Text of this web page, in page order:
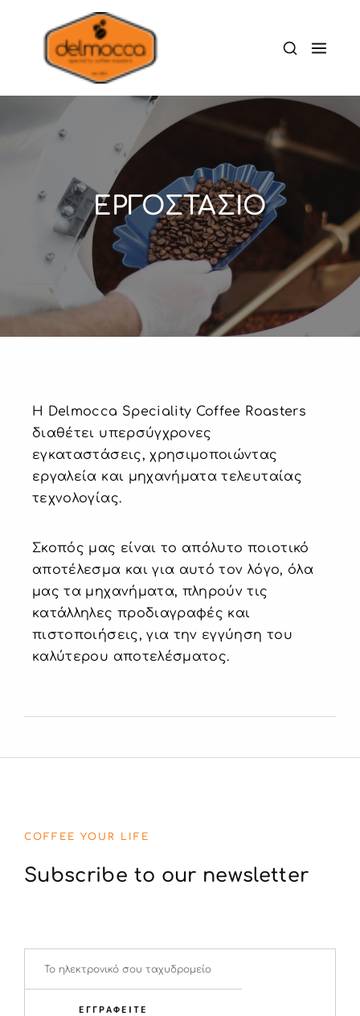
ΕΡΓΟΣΤΑΣΙΟ
Η Delmocca Speciality Coffee Roasters
διαθέτει υπερσύγχρονες
εγκαταστάσεις, χρησιμοποιώντας
εργαλεία και μηχανήματα τελευταίας
τεχνολογίας.
Σκοπός μας είναι το απόλυτο ποιοτικό
αποτέλεσμα και για αυτό τον λόγο, όλα
μας τα μηχανήματα, πληρούν τις
κατάλληλες προδιαγραφές και
πιστοποιήσεις, για την εγγύηση του
καλύτερου αποτελέσματος.
COFFEE YOUR LIFE
Subscribe to our newsletter
ΕΓΓΡΑΦΕΙΤΕ